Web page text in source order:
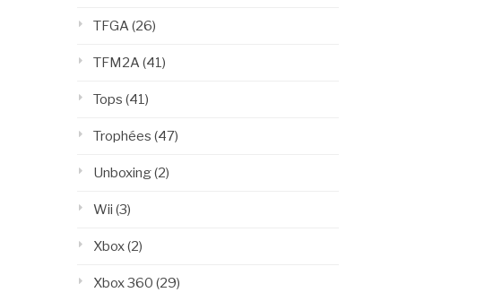
TFGA (26)
TFM2A (41)
Tops (41)
Trophées (47)
Unboxing(2)
Wii (3)
Xbox(2)
Xbox 360 (29)